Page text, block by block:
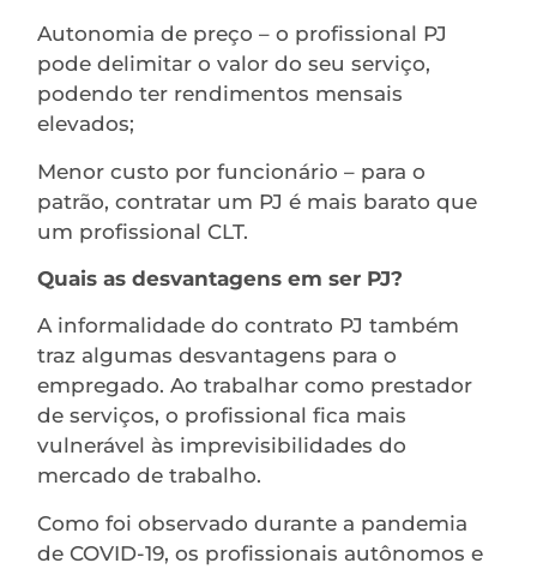
Autonomia de preço – o profissional PJ
pode delimitar o valor do seu serviço,
podendo ter rendimentos mensais
elevados;
Menor custo por funcionário – para o
patrão, contratar um PJ é mais barato que
um profissional CLT.
Quais as desvantagens em ser PJ?
A informalidade do contrato PJ também
traz algumas desvantagens para o
empregado. Ao trabalhar como prestador
de serviços, o profissional fica mais
vulnerável às imprevisibilidades do
mercado de trabalho.
Como foi observado durante a pandemia
de COVID-19, os profissionais autônomos e